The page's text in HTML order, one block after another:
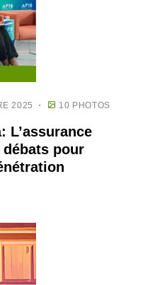
2025 10 PHOTOS
L’assurance
pour